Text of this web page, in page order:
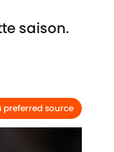
saison.
preferred source